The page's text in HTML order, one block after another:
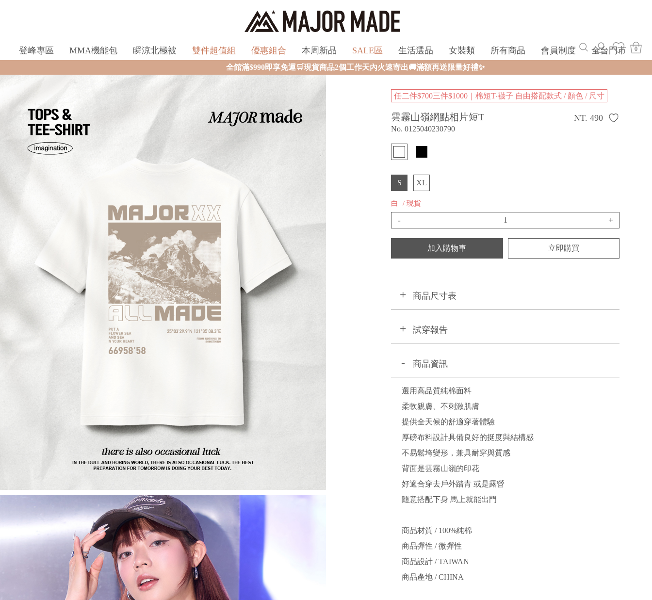
登峰專區 MMA機能包 瞬涼北極被 雙件超值組 優惠組合 本周新品 SALE區 生活選品 女裝類 所有商品 會員制度 全台門市 0
全館滿$990即享免運🛒現貨商品2個工作天內火速寄出🚚滿額再送限量好禮✨
任二件$700三件$1000｜棉短T‧襪子 自由搭配款式 / 顏色 / 尺寸
雲霧山嶺網點相片短T
No. 0125040230790
NT. 490
S XL
白 / 現貨
- +
加入購物車 立即購買
商品尺寸表
試穿報告
商品資訊
選用高品質純棉面料
柔軟親膚、不刺激肌膚
提供全天候的舒適穿著體驗
厚磅布料設計具備良好的挺度與結構感
不易鬆垮變形，兼具耐穿與質感
背面是雲霧山嶺的印花
好適合穿去戶外踏青 或是露營
隨意搭配下身 馬上就能出門
商品材質 / 100%純棉
商品彈性 / 微彈性
商品設計 / TAIWAN
商品產地 / CHINA